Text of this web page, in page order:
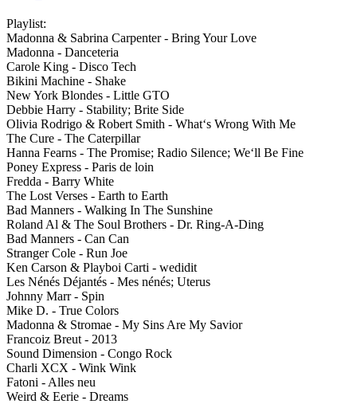
Playlist:
Madonna & Sabrina Carpenter - Bring Your Love
Madonna - Danceteria
Carole King - Disco Tech
Bikini Machine - Shake
New York Blondes - Little GTO
Debbie Harry - Stability; Brite Side
Olivia Rodrigo & Robert Smith - What‘s Wrong With Me
The Cure - The Caterpillar
Hanna Fearns - The Promise; Radio Silence; We‘ll Be Fine
Poney Express - Paris de loin
Fredda - Barry White
The Lost Verses - Earth to Earth
Bad Manners - Walking In The Sunshine
Roland Al & The Soul Brothers - Dr. Ring-A-Ding
Bad Manners - Can Can
Stranger Cole - Run Joe
Ken Carson & Playboi Carti - wedidit
Les Nénés Déjantés - Mes nénés; Uterus
Johnny Marr - Spin
Mike D. - True Colors
Madonna & Stromae - My Sins Are My Savior
Francoiz Breut - 2013
Sound Dimension - Congo Rock
Charli XCX - Wink Wink
Fatoni - Alles neu
Weird & Eerie - Dreams